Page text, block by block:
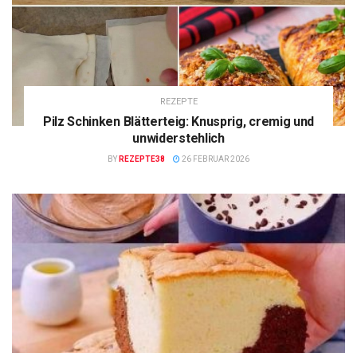
REZEPTE
Pilz Schinken Blätterteig: Knusprig, cremig und
unwiderstehlich
BY REZEPTE38 26 FEBRUAR 2026